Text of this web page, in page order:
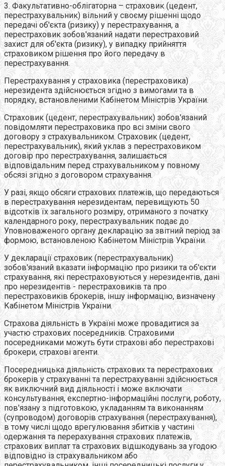
3. Факультативно-облігаторна – страховик (цедент,
перестрахувальник) вільний у своєму рішенні щодо
передачі об'єкта (ризику) у перестрахування, а
перестраховик зобов'язаний надати перестраховий
захист для об'єкта (ризику), у випадку прийняття
страховиком рішення про його передачу в
перестрахування.
Перестрахування у страховика (перестраховика)
нерезидента здійснюється згідно з вимогами та в
порядку, встановленими Кабінетом Міністрів України.
Страховик (цедент, перестрахувальник) зобов'язаний
повідомляти перестраховика про всі зміни свого
договору з страхувальником. Cтраховик (цедент,
перестрахувальник), який уклав з перестраховиком
договір про перестрахування, залишається
відповідальним перед страхувальником у повному
обсязі згідно з договором страхування.
У разі, якщо обсяги страхових платежів, що передаються
в перестрахування нерезидентам, перевищують 50
відсотків їх загального розміру, отриманого з початку
календарного року, перестрахувальник подає до
Уповноваженого органу декларацію за звітний період за
формою, встановленою Кабінетом Міністрів України.
У декларації страховик (перестрахувальник)
зобов'язаний вказати інформацію про ризики та об'єкти
страхування, які перестраховуються у нерезидентів, дані
про нерезидентів - перестраховиків та про
перестраховиків брокерів, іншу інформацію, визначену
Кабінетом Міністрів України.
Страхова діяльність в Україні може провадитися за
участю страхових посередників. Страховими
посередниками можуть бути страхові або перестрахові
брокери, страхові агенти.
Посередницька діяльність страхових та перестрахових
брокерів у страхуванні та перестрахуванні здійснюється
як виключний вид діяльності і може включати
консультування, експертно-інформаційні послуги, роботу,
пов'язану з підготовкою, укладанням та виконанням
(супроводом) договорів страхування (перестрахування),
в тому числі щодо врегулювання збитків у частині
одержання та перерахування страхових платежів,
страхових виплат та страхових відшкодувань за угодою
відповідно із страхувальником або